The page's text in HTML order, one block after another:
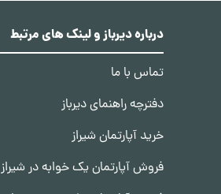
درباره دیرباز و لینک های مرتبط
تماس با ما
دفترچه راهنمای دیرباز
خرید آپارتمان شیراز
فروش آپارتمان یک خوابه در شیراز